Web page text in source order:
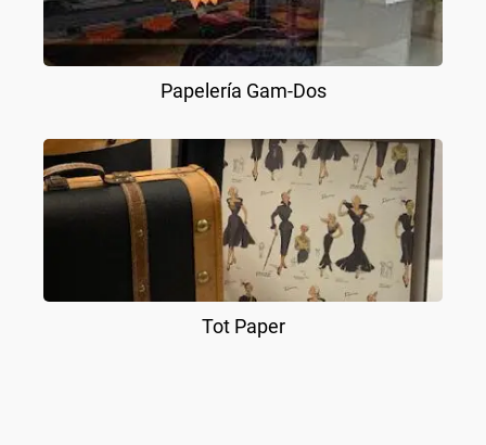
Papelería Gam-Dos
Tot Paper